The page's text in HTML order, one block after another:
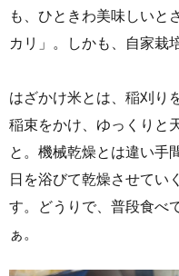
も、ひときわ美味しいと
カリ」。しかも、自家栽
はざかけ米とは、稲刈り
稲束をかけ、ゆっくりと
と。機械乾燥とは違い手
日を浴びて乾燥させてい
す。どうりで、普段食べ
ぁ。